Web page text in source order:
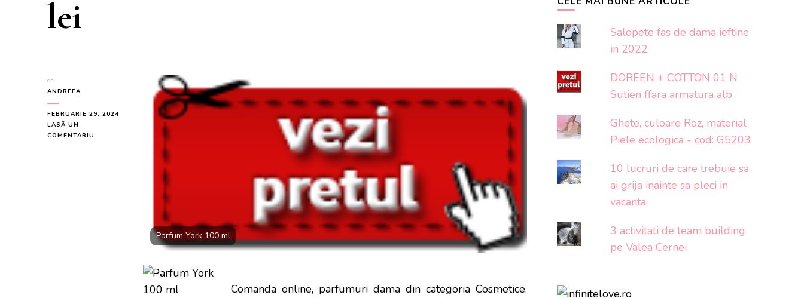
lei
de
ANDREEA
FEBRUARIE 29, 2024
LASĂ UN
COMENTARIU
Parfum York 100 ml
Comanda online, parfumuri dama din categoria Cosmetice.
Salopete fas de dama ieftine
in 2022
DOREEN + COTTON 01 N
Sutien ffara armatura alb
Ghete, culoare Roz, material
Piele ecologica - cod: G5203
10 lucruri de care trebuie sa
ai grija inainte sa pleci in
vacanta
3 activitati de team building
pe Valea Cernei